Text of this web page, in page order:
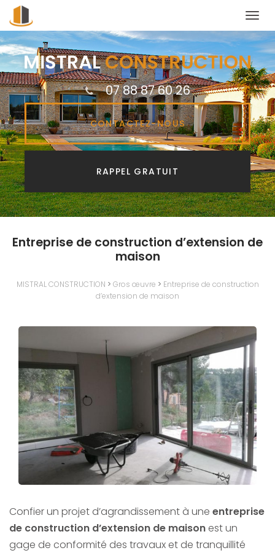
Aller
au
contenu
principal
07 88 87 60 26
CONTACTEZ-NOUS
RAPPEL GRATUIT
Entreprise de construction d’extension de
maison
MISTRAL CONSTRUCTION > Gros œuvre > Entreprise de construction
d’extension de maison
Confier un projet d’agrandissement à une entreprise
de construction d’extension de maison est un
gage de conformité des travaux et de tranquillité